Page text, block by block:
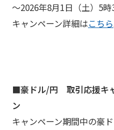
～2026年8月1日（土）5時
キャンペーン詳細はこちら
■豪ドル/円 取引応援キ
ン
キャンペーン期間中の豪